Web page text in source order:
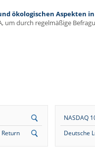
ökologischen Aspekten
um durch regelmäßige
NASDAQ
Deutsche